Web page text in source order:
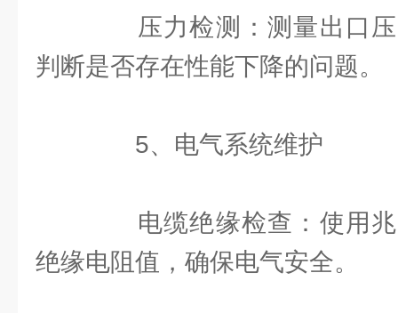
压力检测：测量出口压
判断是否存在性能下降的问题。
5、电气系统维护
电缆绝缘检查：使用兆
绝缘电阻值，确保电气安全。